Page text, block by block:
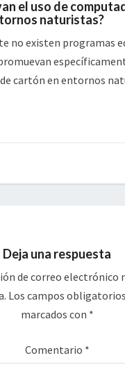
el uso de
naturistas?
no existen programas
cartón en entornos
Deja una respuesta
de correo electrónico
Los campos
marcados con *
Comentario *